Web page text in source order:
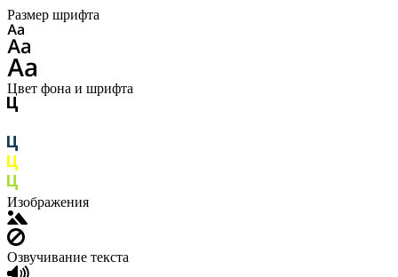
Размер шрифта
Цвет фона и шрифта
Изображения
Озвучивание текста